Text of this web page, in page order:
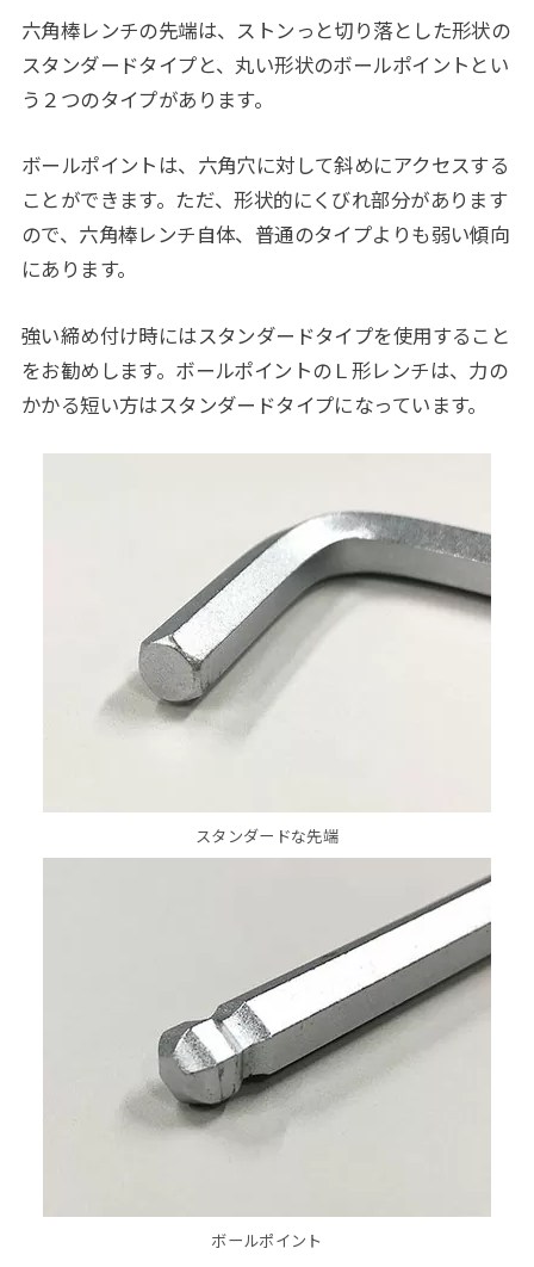
六角棒レンチの先端は、ストンっと切り落とした形状の
スタンダードタイプと、丸い形状のボールポイントとい
う２つのタイプがあります。
ボールポイントは、六角穴に対して斜めにアクセスする
ことができます。ただ、形状的にくびれ部分があります
ので、六角棒レンチ自体、普通のタイプよりも弱い傾向
にあります。
強い締め付け時にはスタンダードタイプを使用すること
をお勧めします。ボールポイントのＬ形レンチは、力の
かかる短い方はスタンダードタイプになっています。
スタンダードな先端
ボールポイント